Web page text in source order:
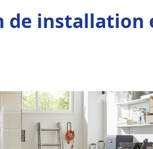
de installation